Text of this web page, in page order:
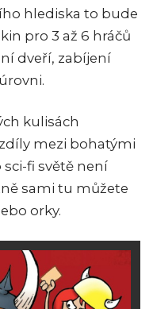
hlediska to bude
pro 3 až 6 hráčů
dveří, zabíjení
kulisách
mezi bohatými
fi světě není
sami tu můžete
orky.